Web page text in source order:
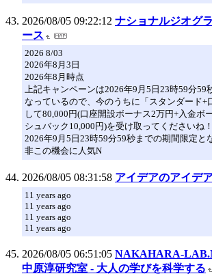
2026/08/05 09:22:12 ナショナルジオグ
ース
2026 8/03
2026年8月3日
2026年8月時点
上記キャンペーンは2026年9月5日23時59分59
なっているので、今のうちに「スタンダード+
して80,000円(口座開設ボーナス2万円+入金ボ
シュバック10,000円)を受け取ってくださいね！
2026年9月5日23時59分59秒までの期間限定と
非この機会に人気N
2026/08/05 08:31:58 アイデアのアイデ
11 years ago
11 years ago
11 years ago
11 years ago
2026/08/05 06:51:05 NAKAHARA-
中原淳研究室 - 大人の学びを科学する